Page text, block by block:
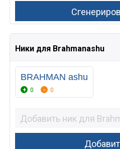
Ники для Brahmanashu
BRAHMAN ashu
0 0